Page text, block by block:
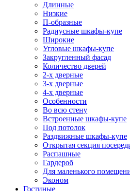
Длинные
Низкие
П-образные
Радиусные шкафы-купе
Широкие
Угловые шкафы-купе
Закругленный фасад
Количество дверей
2-х дверные
3-х дверные
4-х дверные
Особенности
Во всю стену
Встроенные шкафы-купе
Под потолок
Раздвижные шкафы-купе
Открытая секция
Распашные
Гардероб
Для маленького
Эконом
Гостиные